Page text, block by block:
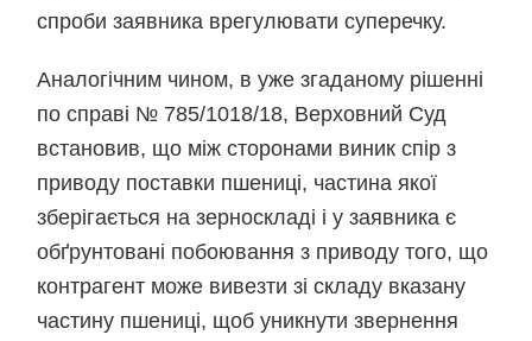
спроби заявника врегулювати суперечку.
Аналогічним чином, в уже згаданому рішенні
по справі № 785/1018/18, Верховний Суд
встановив, що між сторонами виник спір з
приводу поставки пшениці, частина якої
зберігається на зерноскладі і у заявника є
обґрунтовані побоювання з приводу того, що
контрагент може вивезти зі складу вказану
частину пшениці, щоб уникнути звернення